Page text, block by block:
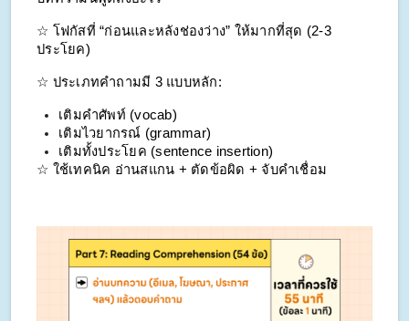
☆ โฟกัสที่ “ก่อนและหลังช่องว่าง” ให้มากที่สุด (2-3
ประโยค)
☆ ประเภทคำถามมี 3 แบบหลัก:
เติมคำศัพท์ (vocab)
เติมไวยากรณ์ (grammar)
เติมทั้งประโยค (sentence insertion)
☆ ใช้เทคนิค อ่านสแกน + ตัดข้อผิด + จับคำเชื่อม